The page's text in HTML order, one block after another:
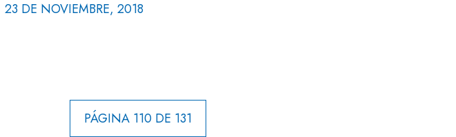
23 DE NOVIEMBRE, 2018
PÁGINA 110 DE 131